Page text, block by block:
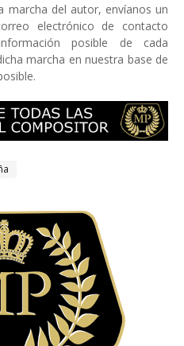
marcha del autor, envíanos un
electrónico de contacto
posible de cada
marcha en nuestra base de